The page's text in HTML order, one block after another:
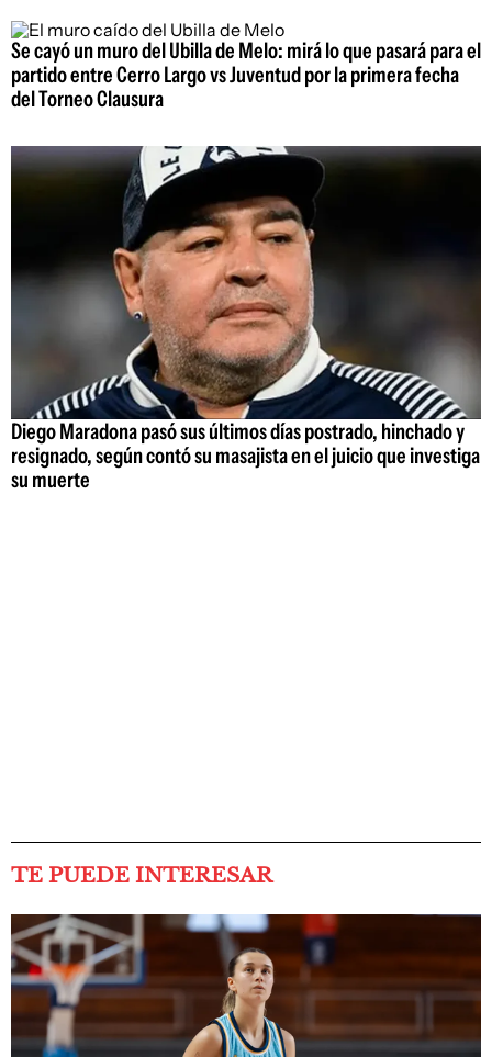
Se cayó un muro del Ubilla de Melo: mirá lo que pasará para el
partido entre Cerro Largo vs Juventud por la primera fecha
del Torneo Clausura
Diego Maradona pasó sus últimos días postrado, hinchado y
resignado, según contó su masajista en el juicio que investiga
su muerte
TE PUEDE INTERESAR